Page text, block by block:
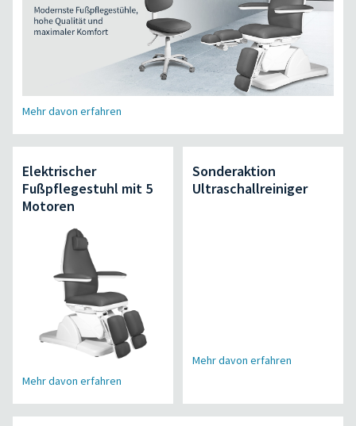
Mehr davon erfahren
Elektrischer
Fußpflegestuhl mit 5
Motoren
Mehr davon erfahren
Sonderaktion
Ultraschallreiniger
Mehr davon erfahren